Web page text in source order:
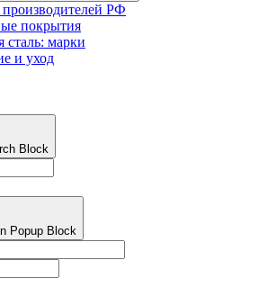
РФ
покрытия
марки
и уход
Block
Popup Block